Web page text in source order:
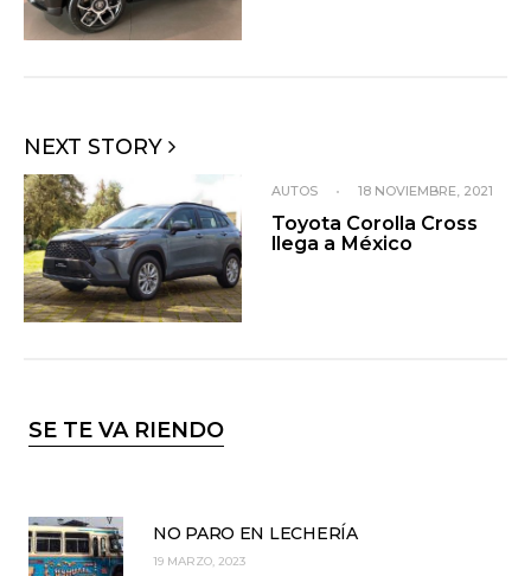
NEXT STORY
AUTOS • 18 NOVIEMBRE, 2021
Toyota Corolla Cross
llega a México
SE TE VA RIENDO
NO PARO EN LECHERÍA
19 MARZO, 2023